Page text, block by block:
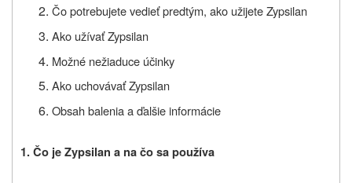
Čo potrebujete vedieť predtým, ako užijete Zypsilan
Ako užívať Zypsilan
Možné nežiaduce účinky
Ako uchovávať Zypsilan
Obsah balenia a ďalšie informácie
1. Čo je Zypsilan a na čo sa používa